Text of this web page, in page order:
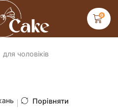
0
для чоловіків
Порівняти